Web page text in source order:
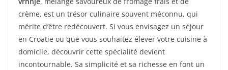
crème, est un trésor culinaire souvent méconnu, qui
mérite d’être redécouvert. Si vous envisagez un séjour
en Croatie ou que vous souhaitez élever votre cuisine à
domicile, découvrir cette spécialité devient
incontournable. Sa simplicité et sa richesse en font un